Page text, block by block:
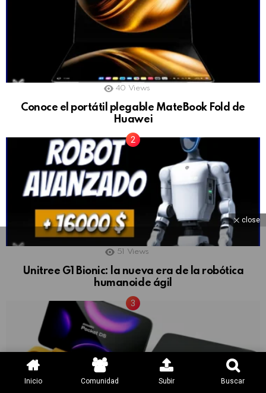
40 Views
Conoce el portátil plegable MateBook Fold de
Huawei
51 Views
Unitree G1 Bionic: la nueva era de la robótica
humanoide ágil
close
Inicio Comunidad Subir Buscar